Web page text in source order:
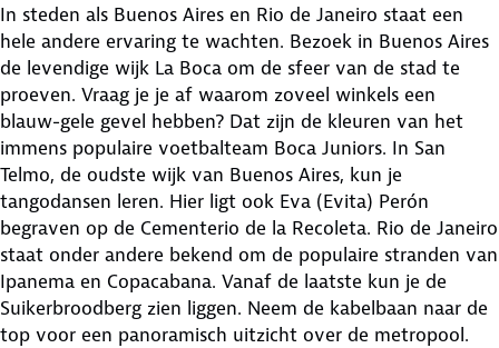
In steden als Buenos Aires en Rio de Janeiro staat een
hele andere ervaring te wachten. Bezoek in Buenos Aires
de levendige wijk La Boca om de sfeer van de stad te
proeven. Vraag je je af waarom zoveel winkels een
blauw-gele gevel hebben? Dat zijn de kleuren van het
immens populaire voetbalteam Boca Juniors. In San
Telmo, de oudste wijk van Buenos Aires, kun je
tangodansen leren. Hier ligt ook Eva (Evita) Perón
begraven op de Cementerio de la Recoleta. Rio de Janeiro
staat onder andere bekend om de populaire stranden van
Ipanema en Copacabana. Vanaf de laatste kun je de
Suikerbroodberg zien liggen. Neem de kabelbaan naar de
top voor een panoramisch uitzicht over de metropool.